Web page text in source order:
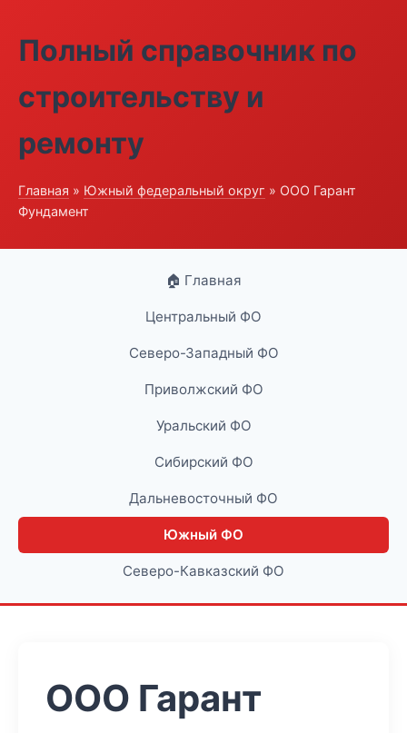
Полный справочник по
строительству и
ремонту
Главная » Южный федеральный округ » ООО Гарант
Фундамент
🏠 Главная
Центральный ФО
Северо-Западный ФО
Приволжский ФО
Уральский ФО
Сибирский ФО
Дальневосточный ФО
Южный ФО
Северо-Кавказский ФО
ООО Гарант